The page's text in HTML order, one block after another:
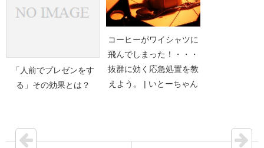
「人前でプレゼンをす
る」その効果とは？
コーヒーがワイシャツに
飛んでしまった！・・・
抜群に効く応急処置を教
えよう。 | いとーちゃん